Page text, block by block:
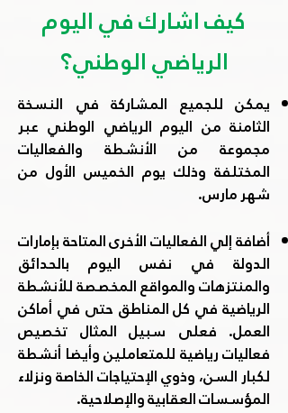
كيف اشارك في اليوم
الرياضي الوطني؟
يمكن للجميع المشاركة في النسخة
الثامنة من اليوم الرياضي الوطني عبر
مجموعة من الأنشطة والفعاليات
المختلفة وذلك يوم الخميس الأول من
شهر مارس.
أضافة إلي الفعاليات الأخرى المتاحة بإمارات
الدولة في نفس اليوم بالحدائق
والمنتزهات والمواقع المخصصة للأنشطة
الرياضية في كل المناطق حتى في أماكن
العمل. فعلى سبيل المثال تخصيص
فعاليات رياضية للمتعاملين وأيضا أنشطة
لكبار السن، وذوي الإحتياجات الخاصة ونزلاء
المؤسسات العقابية والإصلاحية.